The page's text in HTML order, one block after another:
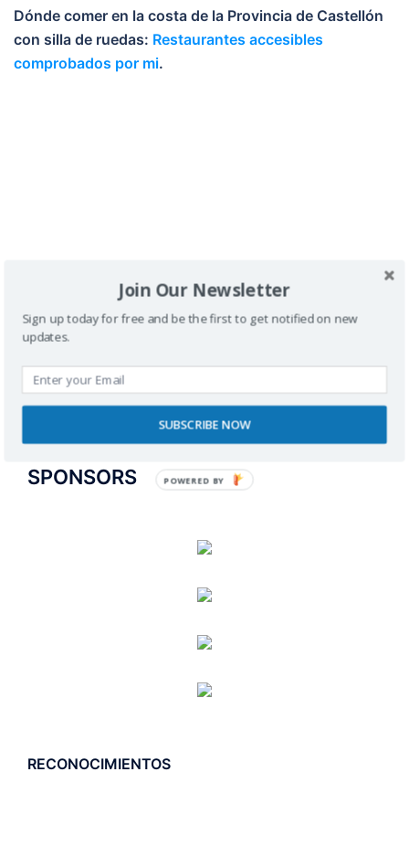
Dónde comer en la costa de la Provincia de Castellón
con silla de ruedas: Restaurantes accesibles
comprobados por mi.
SPONSORS
RECONOCIMIENTOS
Join Our Newsletter
Sign up today for free and be the first to get notified on new
updates.
SUBSCRIBE NOW
POWERED BY